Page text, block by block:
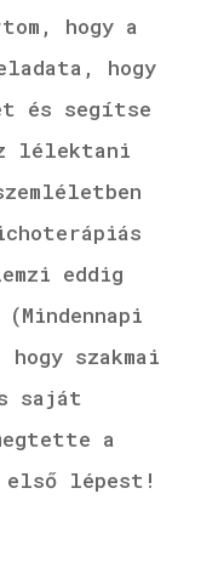
hogy a
hogy
és segítse
lélektani
eddig
szakmai
saját
a
első lépest!